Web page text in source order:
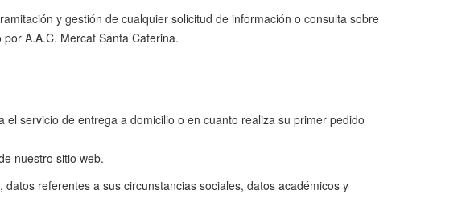
y gestión de cualquier solicitud de información o consulta sobre
A.A.C. Mercat Santa Caterina.
servicio de entrega a domicilio o en cuanto realiza su primer pedido
nuestro sitio web.
referentes a sus circunstancias sociales, datos académicos y